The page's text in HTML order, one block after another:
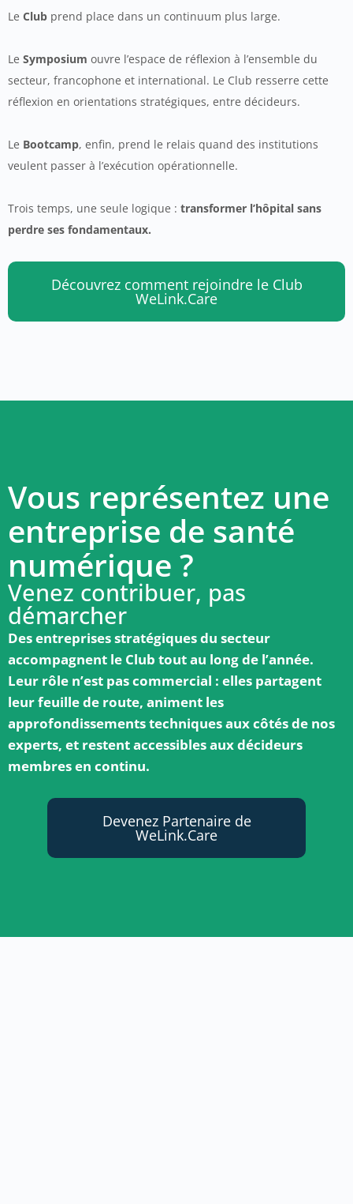
Le Club prend place dans un continuum plus large.
Le Symposium ouvre l’espace de réflexion à l’ensemble du
secteur, francophone et international. Le Club resserre cette
réflexion en orientations stratégiques, entre décideurs.
Le Bootcamp, enfin, prend le relais quand des institutions
veulent passer à l’exécution opérationnelle.
Trois temps, une seule logique : transformer l’hôpital sans
perdre ses fondamentaux.
Découvrez comment rejoindre le Club
WeLink.Care
Vous représentez une
entreprise de santé
numérique ?
Venez contribuer, pas
démarcher
Des entreprises stratégiques du secteur
accompagnent le Club tout au long de l’année.
Leur rôle n’est pas commercial : elles partagent
leur feuille de route, animent les
approfondissements techniques aux côtés de nos
experts, et restent accessibles aux décideurs
membres en continu.
Devenez Partenaire de
WeLink.Care